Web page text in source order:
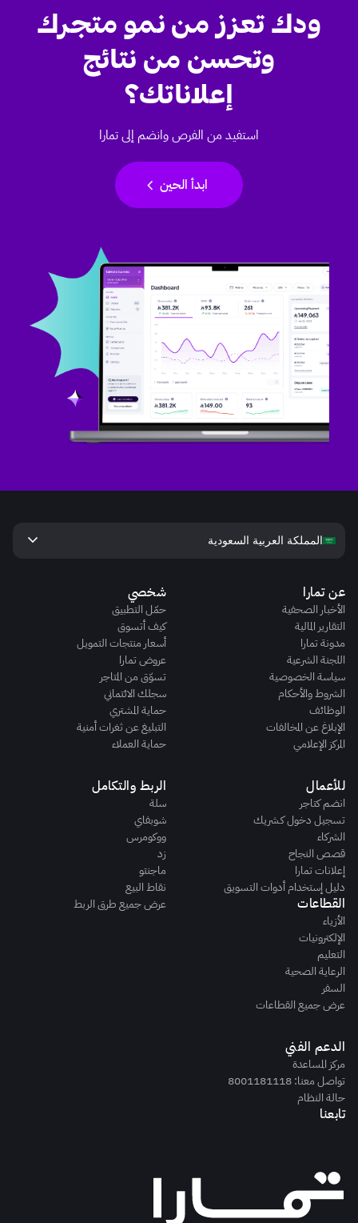
ودك تعزز من نمو متجرك
وتحسن من نتائج
إعلاناتك؟
استفيد من الفرص وانضم إلى تمارا
ابدأ الحين chevron_left
عن تمارا
الأخبار الصحفية
التقارير المالية
مدونة تمارا
اللجنة الشرعية
سياسة الخصوصية
الشروط والأحكام
الوظائف
الإبلاغ عن المخالفات
المركز الإعلامي
شخصي
حمّل التطبيق
كيف أتسوق
أسعار منتجات التمويل
عروض تمارا
تسوّق من المتاجر
سجلك الائتماني
حماية المشتري
التبليغ عن ثغرات أمنية
حماية العملاء
للأعمال
انضم كتاجر
تسجيل دخول كـشريك
الشركاء
قصص النجاح
إعلانات تمارا
دليل إستخدام أدوات التسويق
القطاعات
الأزياء
الإلكترونيات
التعليم
الرعاية الصحية
السفر
عرض جميع القطاعات
الربط والتكامل
سلة
شوبفاي
ووكومرس
زد
ماجنتو
نقاط البيع
عرض جميع طرق الربط
الدعم الفني
مركز المساعدة
تواصل معنا: 8001181118
حالة النظام
تابعنا
المملكة العربية السعودية keyboard_arrow_down